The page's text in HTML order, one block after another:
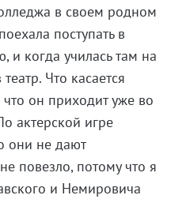
в своем родном
поступать в
и когда училась там на
Что касается
он приходит уже во
актерской игре
они не дают
повезло, потому что я
и Немировича